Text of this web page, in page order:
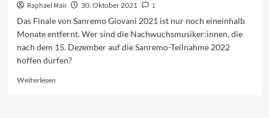
Raphael Mair 30. Oktober 2021
1
Das Finale von Sanremo Giovani 2021 ist nur noch eineinhalb
Monate entfernt. Wer sind die Nachwuchsmusiker:innen, die
nach dem 15. Dezember auf die Sanremo-Teilnahme 2022
hoffen dürfen?
WeiterlesenRead